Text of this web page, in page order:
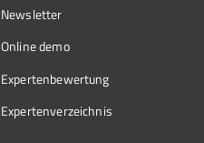
Newsletter
Online demo
Expertenbewertung
Expertenverzeichnis